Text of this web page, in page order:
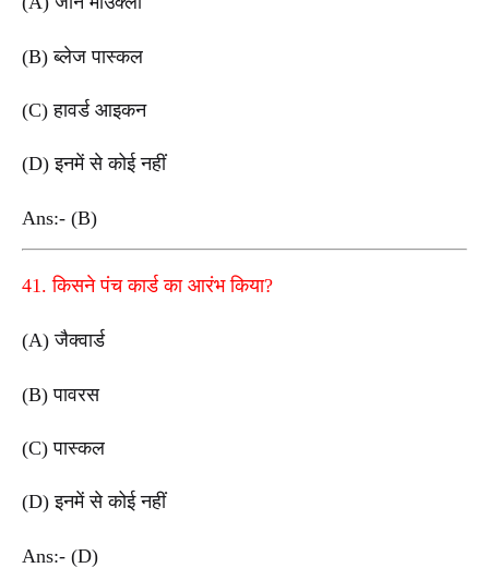
(B) ब्लेज पास्कल
(C) हावर्ड आइकन
(D) इनमें से कोई नहीं
Ans:- (B)
41. किसने पंच कार्ड का आरंभ किया?
(A) जैक्वार्ड
(B) पावरस
(C) पास्कल
(D) इनमें से कोई नहीं
Ans:- (D)